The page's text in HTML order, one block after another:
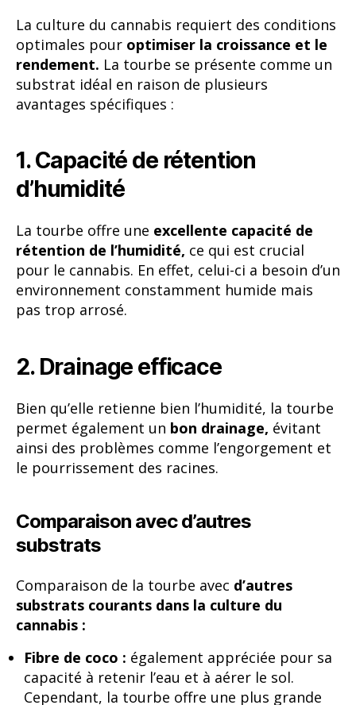
La culture du cannabis requiert des conditions
optimales pour optimiser la croissance et le
rendement. La tourbe se présente comme un
substrat idéal en raison de plusieurs
avantages spécifiques :
1. Capacité de rétention
d’humidité
La tourbe offre une excellente capacité de
rétention de l’humidité, ce qui est crucial
pour le cannabis. En effet, celui-ci a besoin d’un
environnement constamment humide mais
pas trop arrosé.
2. Drainage efficace
Bien qu’elle retienne bien l’humidité, la tourbe
permet également un bon drainage, évitant
ainsi des problèmes comme l’engorgement et
le pourrissement des racines.
Comparaison avec d’autres
substrats
Comparaison de la tourbe avec d’autres
substrats courants dans la culture du
cannabis :
Fibre de coco : également appréciée pour sa
capacité à retenir l’eau et à aérer le sol.
Cependant, la tourbe offre une plus grande